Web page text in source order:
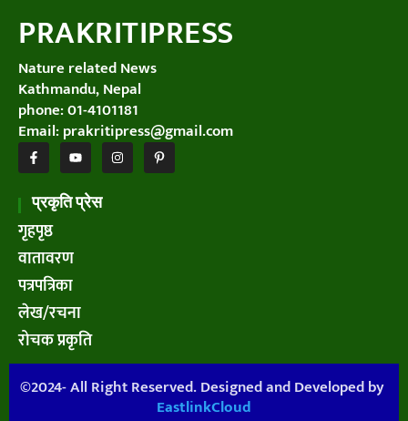
चुनौतीपूर्ण बन्दै कृष्णसार व्यवस्थापन
समुद्रमा भेटियो दुर्लभ निलो अक्टोपस
चितवनमा बढ्यो बाघको चहलपहल
पूर्वबाट चराको बसाइँसराइ
वन्यजन्तु नियन्त्रण गर्न स्वचालित बत्ती
जलवायु परिवर्तनले चौँरीपालन व्यवसाय
PRAKRITIPRESS
Nature related News
Kathmandu, Nepal
phone: 01-4101181
Email: prakritipress@gmail.com
प्रकृति प्रेस
गृहपृष्ठ
वातावरण
पत्रपत्रिका
लेख/रचना
रोचक प्रकृति
©2024- All Right Reserved. Designed and Developed by
EastlinkCloud